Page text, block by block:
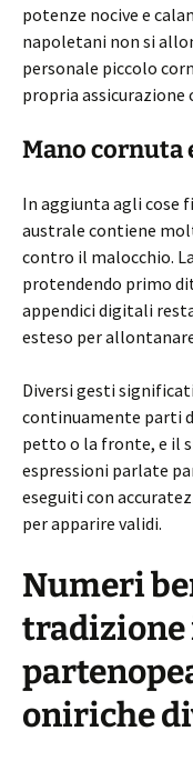
potenze nocive e
napoletani non si
personale piccolo
propria
Mano cornuta
In aggiunta agli cose
australe contiene
contro il malocchio.
protendendo primo
appendici digitali
esteso per
Diversi gesti
continuamente parti
petto o la fronte, e il
espressioni parlate
eseguiti con
per apparire validi.
Numeri
oniriche